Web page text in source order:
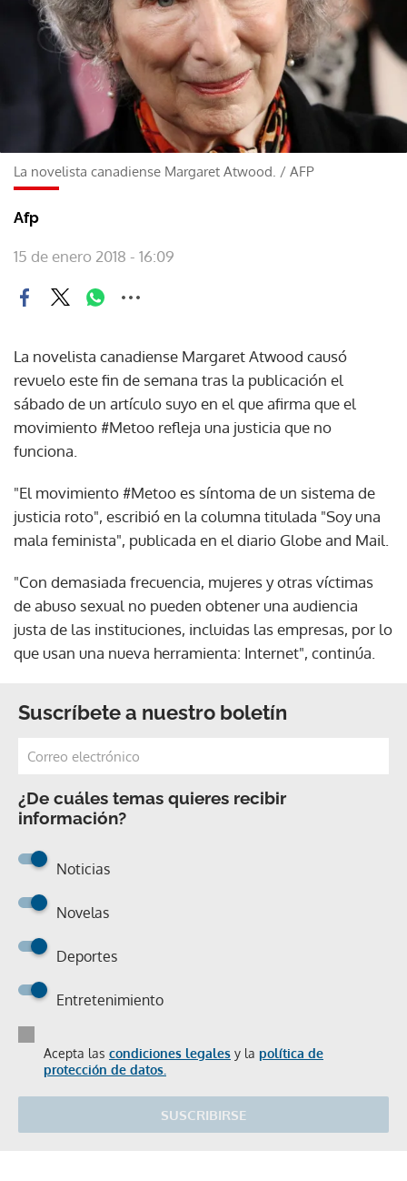
La novelista canadiense Margaret Atwood. / AFP
Afp
15 de enero 2018 - 16:09
La novelista canadiense Margaret Atwood causó
revuelo este fin de semana tras la publicación el
sábado de un artículo suyo en el que afirma que el
movimiento #Metoo refleja una justicia que no
funciona.
"El movimiento #Metoo es síntoma de un sistema de
justicia roto", escribió en la columna titulada "Soy una
mala feminista", publicada en el diario Globe and Mail.
"Con demasiada frecuencia, mujeres y otras víctimas
de abuso sexual no pueden obtener una audiencia
justa de las instituciones, incluidas las empresas, por lo
que usan una nueva herramienta: Internet", continúa.
Suscríbete a nuestro boletín
¿De cuáles temas quieres recibir
información?
Noticias
Novelas
Deportes
Entretenimiento
Acepta las condiciones legales y la política de
protección de datos.
SUSCRIBIRSE